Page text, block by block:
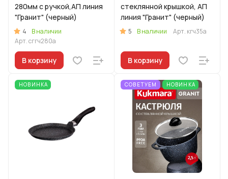
280мм с ручкой,АП линия
"Гранит" (черный)
4
В наличии
Арт.сггч280а
В корзину
стеклянной крышкой, АП
линия "Гранит" (черный)
5 В наличии Арт. кгч35а
В корзину
НОВИНКА СОВЕТУЕМ НОВИНКА